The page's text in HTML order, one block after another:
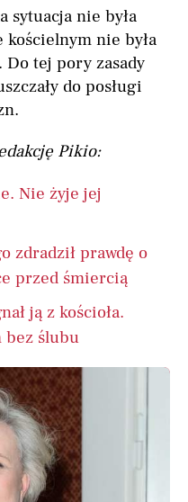
sytuacja nie była
nie była
tej pory zasady
do posługi
Pikio:
Nie żyje jej
zdradził prawdę o
przed śmiercią
ją z kościoła.
bez ślubu